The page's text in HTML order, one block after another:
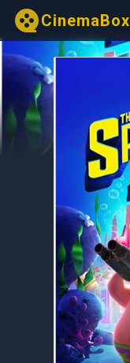
CinemaBox